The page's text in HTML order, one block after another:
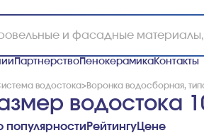
ПартнерствоПенокерамикаКонтакты
водостока>Воронка водосборная,
водостока
популярности РейтингуЦенe